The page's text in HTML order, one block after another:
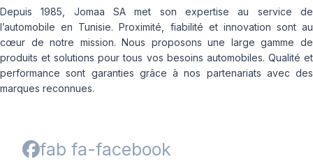
Depuis 1985, Jomaa SA met son expertise au service de
l’automobile en Tunisie. Proximité, fiabilité et innovation sont au
cœur de notre mission. Nous proposons une large gamme de
produits et solutions pour tous vos besoins automobiles. Qualité et
performance sont garanties grâce à nos partenariats avec des
marques reconnues.
fab fa-facebook